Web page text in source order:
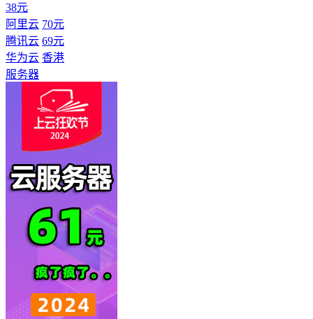
38元
阿里云 70元
腾讯云 69元
华为云 香港
服务器